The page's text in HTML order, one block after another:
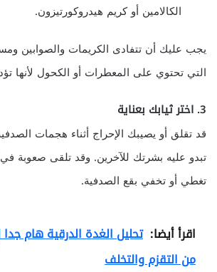
الكالامين أو كريم هيدروكورتيزون.
يجب عليك أن تتفادى الكريمات والصوابين
التي تحتوي على المعطرات أو الكحول لأنها
3. اختر ثيابك بعناية
قد تقلق أو يصيبك الإحراج أثناء هجمات
تبدو عليه بشرتك للآخرين. وقد تلقى صعوبة في
تغطي أو تخفي بقع الصدفية.
اقرأ أيضا: تحليل الغدة الدرقية هام
من التقزم والتخلف